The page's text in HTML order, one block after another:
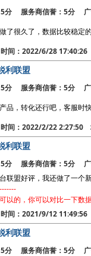
5分 服务商信誉：5分
了很久了，数据比较稳定
间：2022/6/28 17:40:26
利联盟
5分 服务商信誉：5分
品，转化还行吧，客服时
间：2022/2/22 2:27:50
利联盟
5分 服务商信誉：5分
联盟好评，我还做了一个
以的，你可以对比一下数
间：2021/9/12 11:49:56
利联盟
5分 服务商信誉：5分